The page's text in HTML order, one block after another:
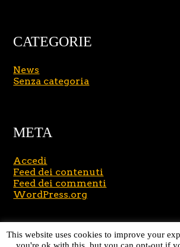
CATEGORIE
News
Senza categoria
META
Accedi
Feed dei contenuti
Feed dei commenti
WordPress.org
Copyright © 2026 Massimo
Reserved.Journal Lite by Slocum
This website uses cookies to improve your